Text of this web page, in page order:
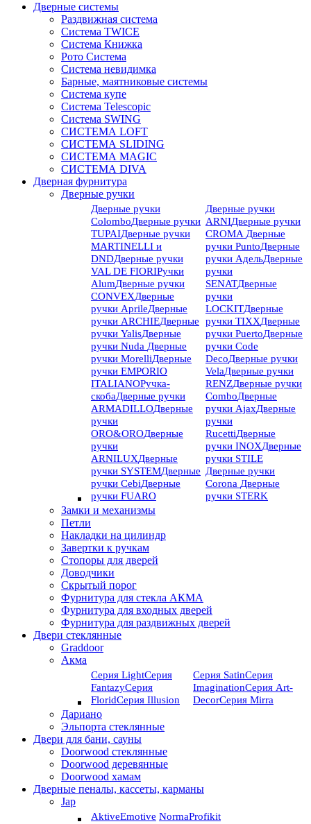
Дверные системы
Раздвижная система
Система TWICE
Система Книжка
Рото Система
Система невидимка
Барные, маятниковые системы
Система купе
Система Telescopic
Система SWING
СИСТЕМА LOFT
СИСТЕМА SLIDING
СИСТЕМА MAGIC
СИСТЕМА DIVA
Дверная фурнитура
Дверные ручки
Дверные ручки
ColomboДверные ручки
TUPAIДверные ручки
MARTINELLI и
DNDДверные ручки
VAL DE FIORIРучки
AlumДверные ручки
CONVEXДверные
ручки AprileДверные
ручки ARCHIEДверные
ручки YalisДверные
ручки Nuda Дверные
ручки MorelliДверные
ручки EMPORIO
ITALIANOРучка-
скобаДверные ручки
ARMADILLOДверные
ручки
ORO&OROДверные
ручки
ARNILUXДверные
ручки SYSTEMДверные
ручки CebiДверные
ручки FUARO
Дверные ручки
ARNIДверные ручки
CROMA Дверные
ручки PuntoДверные
ручки АдельДверные
ручки
SENATДверные
ручки
LOCKITДверные
ручки TIXXДверные
ручки PuertoДверные
ручки Code
DecoДверные ручки
VelaДверные ручки
RENZДверные ручки
ComboДверные
ручки AjaxДверные
ручки
RucettiДверные
ручки INOXДверные
ручки STILE
Дверные ручки
Corona Дверные
ручки STERK
Замки и механизмы
Петли
Накладки на цилиндр
Завертки к ручкам
Стопоры для дверей
Доводчики
Скрытый порог
Фурнитура для стекла АКМА
Фурнитура для входных дверей
Фурнитура для раздвижных дверей
Двери стеклянные
Graddoor
Акма
Серия LightСерия
FantazyСерия
FloridСерия Illusion
Серия SatinСерия
ImaginationСерия Art-
DeсorСерия Mirra
Дариано
Эльпорта стеклянные
Двери для бани, сауны
Doorwood стеклянные
Doorwood деревянные
Doorwood хамам
Дверные пеналы, кассеты, карманы
Jap
AktiveEmotive NormaProfikit